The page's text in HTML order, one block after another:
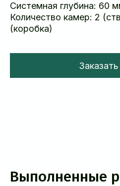
Системная глубина: 60
Количество камер: 2
(коробка)
Заказать
Выполненные